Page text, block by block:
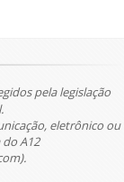
pela legislação
eletrônico ou
A12